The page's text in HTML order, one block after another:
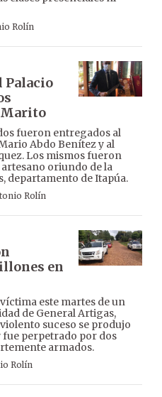
Rolín
Palacio
Marito
fueron entregados al
Abdo Benítez y al
Los mismos fueron
oriundo de la
departamento de Itapúa.
Rolín
en
este martes de un
de General Artigas,
suceso se produjo
fue perpetrado por dos
armados.
Rolín